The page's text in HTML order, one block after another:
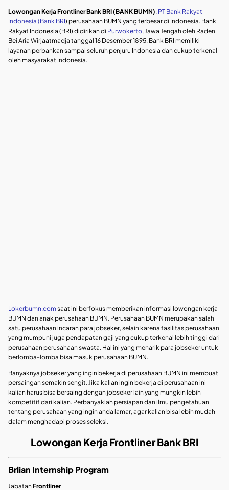
Lowongan Kerja Frontliner Bank BRI (BANK BUMN). PT Bank Rakyat
Indonesia (Bank BRI) perusahaan BUMN yang terbesar di Indonesia. Bank
Rakyat Indonesia (BRI) didirikan di Purwokerto, Jawa Tengah oleh Raden
Bei Aria Wirjaatmadja tanggal 16 Desember 1895. Bank BRI memiliki
layanan perbankan sampai seluruh penjuru Indonesia dan cukup terkenal
oleh masyarakat Indonesia.
Lokerbumn.comsaat ini berfokus memberikan informasi lowongan kerja
BUMN dan anak perusahaan BUMN. Perusahaan BUMN merupakan salah
satu perusahaan incaran para jobseker, selain karena fasilitas perusahaan
yang mumpuni juga pendapatan gaji yang cukup terkenal lebih tinggi dari
perusahaan perusahaan swasta. Hal ini yang menarik para jobseker untuk
berlomba-lomba bisa masuk perusahaan BUMN.
Banyaknya jobseker yang ingin bekerja di perusahaan BUMN ini membuat
persaingan semakin sengit. Jika kalian ingin bekerja di perusahaan ini
kalian harus bisa bersaing dengan jobseker lain yang mungkin lebih
kompetitif dari kalian. Perbanyaklah persiapan dan ilmu pengetahuan
tentang perusahaan yang ingin anda lamar, agar kalian bisa lebih mudah
dalam menghadapi proses seleksi.
Lowongan Kerja Frontliner Bank BRI
Brlian Internship Program
Jabatan Frontliner